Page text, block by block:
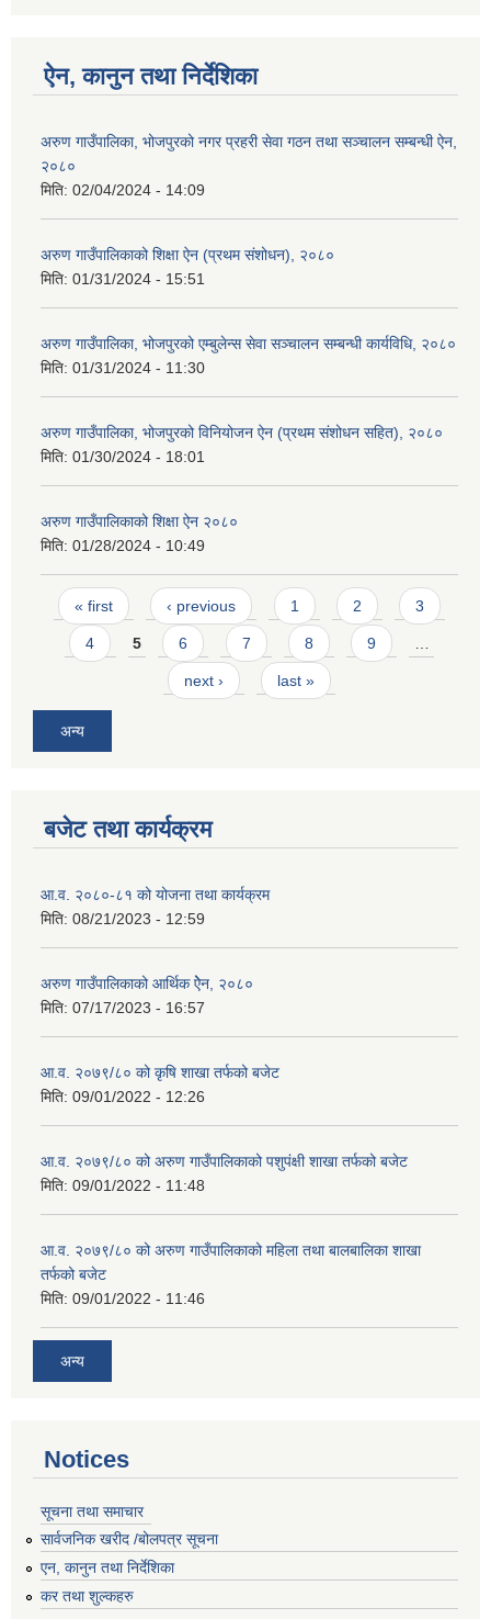
ऐन, कानुन तथा निर्देशिका
अरुण गाउँपालिका, भोजपुरको नगर प्रहरी सेवा गठन तथा सञ्‍चालन सम्बन्धी ऐन,
२०८०
मिति: 02/04/2024 - 14:09
अरुण गाउँपालिकाको शिक्षा ऐन (प्रथम संशोधन), २०८०
मिति: 01/31/2024 - 15:51
अरुण गाउँपालिका, भोजपुरको एम्बुलेन्स सेवा सञ्चालन सम्बन्धी कार्यविधि, २०८०
मिति: 01/31/2024 - 11:30
अरुण गाउँपालिका, भोजपुरको विनियोजन ऐन (प्रथम संशोधन सहित), २०८०
मिति: 01/30/2024 - 18:01
अरुण गाउँपालिकाको शिक्षा ऐन २०८०
मिति: 01/28/2024 - 10:49
Pages
« first ‹ previous 1 2 3
4 5 6 7 8 9
next › last »
अन्य
बजेट तथा कार्यक्रम
आ.व. २०८०-८१ को योजना तथा कार्यक्रम
मिति: 08/21/2023 - 12:59
अरुण गाउँपालिकाको आर्थिक ऐेन, २०८०
मिति: 07/17/2023 - 16:57
आ.व. २०७९/८० को कृषि शाखा तर्फको बजेट
मिति: 09/01/2022 - 12:26
आ.व. २०७९/८० को अरुण गाउँपालिकाको पशुपंक्षी शाखा तर्फको बजेट
मिति: 09/01/2022 - 11:48
आ.व. २०७९/८० को अरुण गाउँपालिकाको महिला तथा बालबालिका शाखा
तर्फको बजेट
मिति: 09/01/2022 - 11:46
अन्य
Notices
सूचना तथा समाचार
सार्वजनिक खरीद /बोलपत्र सूचना
एन, कानुन तथा निर्देशिका
कर तथा शुल्कहरु